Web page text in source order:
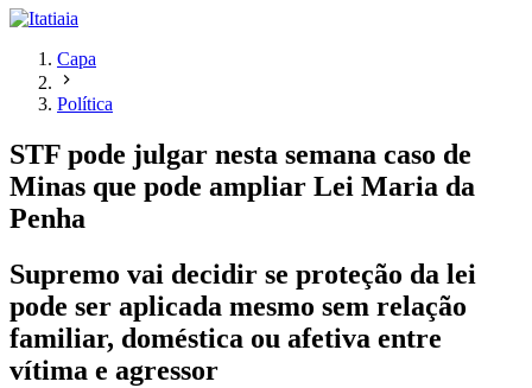
Capa
Política
STF pode julgar nesta semana caso de
Minas que pode ampliar Lei Maria da
Penha
Supremo vai decidir se proteção da lei
pode ser aplicada mesmo sem relação
familiar, doméstica ou afetiva entre
vítima e agressor